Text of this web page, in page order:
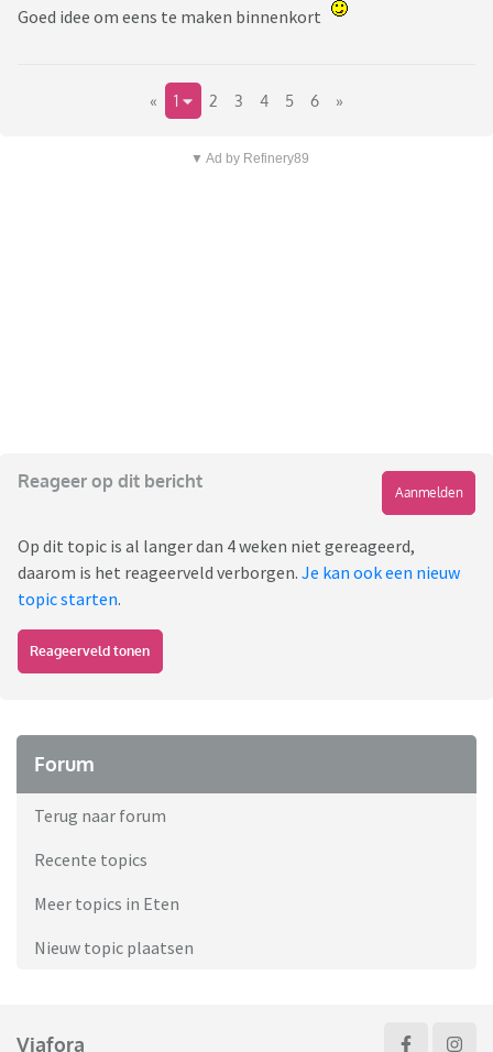
Goed idee om eens te maken binnenkort
« 1 2 3 4 5 6 »
▼ Ad by Refinery89
Reageer op dit bericht
Aanmelden
Op dit topic is al langer dan 4 weken niet gereageerd,
daarom is het reageerveld verborgen. Je kan ook een nieuw
topic starten.
Reageerveld tonen
Forum
Terug naar forum
Recente topics
Meer topics in Eten
Nieuw topic plaatsen
Viafora